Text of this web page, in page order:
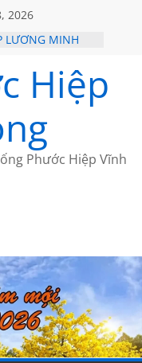
2026
LƯƠNG MINH
TRANG
LỆ DUNG
Hiệp
Phước Hiệp Vĩnh